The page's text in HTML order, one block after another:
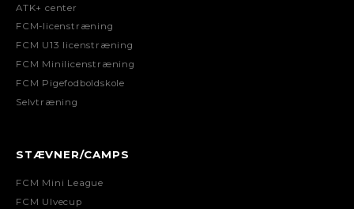
ATK+ center
FCM-licenstræning
FCM U13 licenstræning
FCM Minilicenstræning
FCM Pigefodboldskole
Selvtræning
STÆVNER/CAMPS
FCM Mini League
FCM Ulvecup